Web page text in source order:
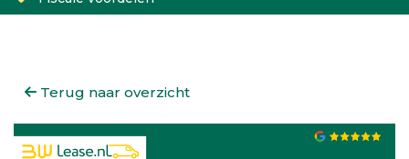
Terug naar overzicht